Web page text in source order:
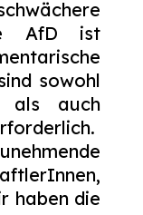
AfD ist
sowohl
als auch
haben die